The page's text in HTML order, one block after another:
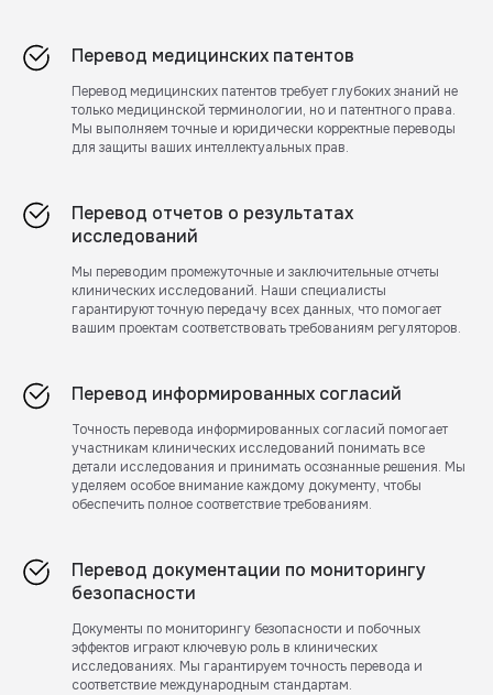
Перевод медицинских патентов
Перевод медицинских патентов требует глубоких знаний не
только медицинской терминологии, но и патентного права.
Мы выполняем точные и юридически корректные переводы
для защиты ваших интеллектуальных прав.
Перевод отчетов о результатах
исследований
Мы переводим промежуточные и заключительные отчеты
клинических исследований. Наши специалисты
гарантируют точную передачу всех данных, что помогает
вашим проектам соответствовать требованиям регуляторов.
Перевод информированных согласий
Точность перевода информированных согласий помогает
участникам клинических исследований понимать все
детали исследования и принимать осознанные решения. Мы
уделяем особое внимание каждому документу, чтобы
обеспечить полное соответствие требованиям.
Перевод документации по мониторингу
безопасности
Документы по мониторингу безопасности и побочных
эффектов играют ключевую роль в клинических
исследованиях. Мы гарантируем точность перевода и
соответствие международным стандартам.